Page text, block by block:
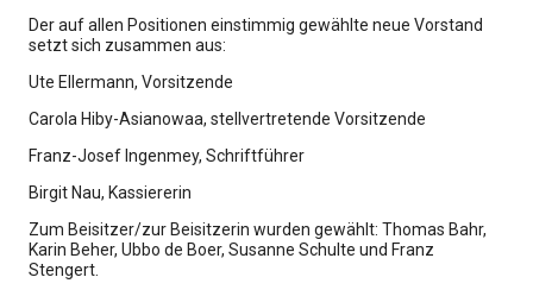
Der auf allen Positionen einstimmig gewählte neue Vorstand
setzt sich zusammen aus:
Ute Ellermann, Vorsitzende
Carola Hiby-Asianowaa, stellvertretende Vorsitzende
Franz-Josef Ingenmey, Schriftführer
Birgit Nau, Kassiererin
Zum Beisitzer/zur Beisitzerin wurden gewählt: Thomas Bahr,
Karin Beher, Ubbo de Boer, Susanne Schulte und Franz
Stengert.